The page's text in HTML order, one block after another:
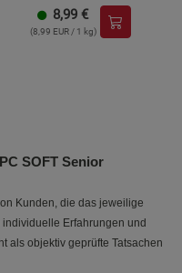
8,99 €
(8,99 EUR / 1 kg)
SOFT Senior
Kunden, die das jeweilige
Erfahrungen und
als objektiv geprüfte Tatsachen